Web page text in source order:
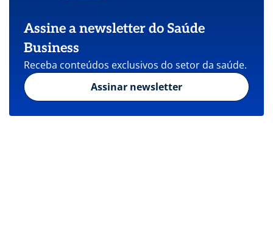
Assine a newsletter do Saúde
Business
Receba conteúdos exclusivos do setor da saúde.
Assinar newsletter